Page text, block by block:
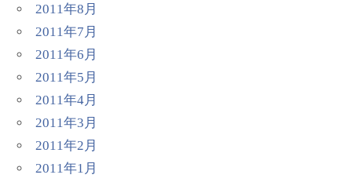
2011年8月
2011年7月
2011年6月
2011年5月
2011年4月
2011年3月
2011年2月
2011年1月